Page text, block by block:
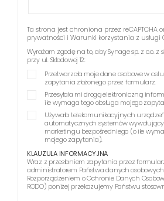
Ta strona jest chroniona przez reCAPTCHA
prywatności i Warunki korzystania z usługi
Wyrażam zgodę na to, aby Synage sp. z o.o. z
przy ul. Składowej 12:
Przetwarzała moje dane osobowe w
zapytania złożonego przez formularz.
Przesyłała mi drogą elektroniczną
ile wymaga tego obsługa mojego
Używała telekomunikacyjnych
automatycznych systemów
marketingu bezpośredniego (o ile
mojego zapytania).
KLAUZULA INFORMACYJNA
Wraz z przesłaniem zapytania przez
administratorem Państwa danych
Rozporządzeniem o Ochronie Danych
RODO) poniżej przekazujemy Państwu